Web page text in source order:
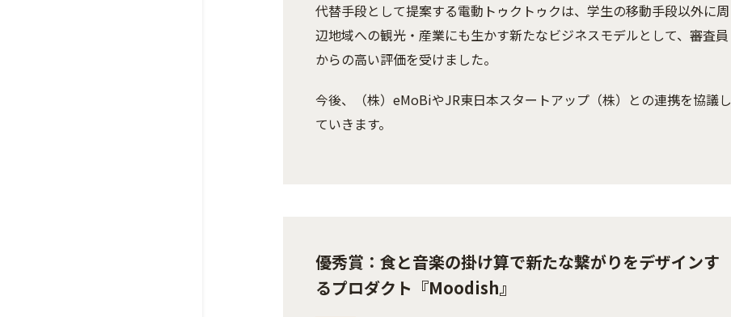
代替手段として提案する電動トゥクトゥクは、学生の移動手段以外に周
辺地域への観光・産業にも生かす新たなビジネスモデルとして、審査員
からの高い評価を受けました。
今後、（株）eMoBiやJR東日本スタートアップ（株）との連携を協議し
ていきます。
優秀賞：食と音楽の掛け算で新たな繋がりをデザインす
るプロダクト『Moodish』